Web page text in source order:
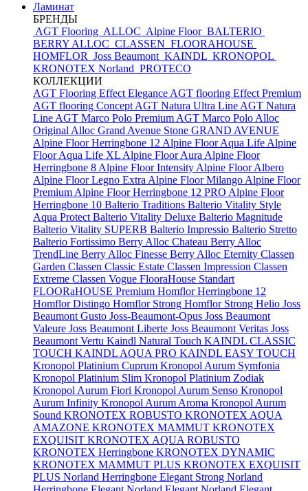
Ламинат
БРЕНДЫ
AGT Flooring ALLOC Alpine Floor BALTERIO
BERRY ALLOC CLASSEN FLOORAHOUSE
HOMFLOR Joss Beaumont KAINDL KRONOPOL
KRONOTEX Norland PROTECO
КОЛЛЕКЦИИ
AGT Flooring Effect Elegance AGT flooring Effect Premium
AGT flooring Concept AGT Natura Ultra Line AGT Natura
Line AGT Marco Polo Premium AGT Marco Polo Alloc
Original Alloc Grand Avenue Stone GRAND AVENUE
Alpine Floor Herringbone 12 Alpine Floor Aqua Life Alpine
Floor Aqua Life XL Alpine Floor Aura Alpine Floor
Herringbone 8 Alpine Floor Intensity Alpine Floor Albero
Alpine Floor Legno Extra Alpine Floor Milango Alpine Floor
Premium Alpine Floor Herringbone 12 PRO Alpine Floor
Herringbone 10 Balterio Traditions Balterio Vitality Style
Aqua Protect Balterio Vitality Deluxe Balterio Magnitude
Balterio Vitality SUPERB Balterio Impressio Balterio Stretto
Balterio Fortissimo Berry Alloc Chateau Berry Alloc
TrendLine Berry Alloc Finesse Berry Alloc Eternity Classen
Garden Classen Classic Estate Classen Impression Classen
Extreme Classen Vogue FlooraHouse Standart
FLOORaHOUSE Premium Homflor Herringbone 12
Homflor Distingo Homflor Strong Homflor Strong Helio Joss
Beaumont Gusto Joss-Beaumont-Opus Joss Beaumont
Valeure Joss Beaumont Liberte Joss Beaumont Veritas Joss
Beaumont Vertu Kaindl Natural Touch KAINDL CLASSIC
TOUCH KAINDL AQUA PRO KAINDL EASY TOUCH
Kronopol Platinium Cuprum Kronopol Aurum Symfonia
Kronopol Platinium Slim Kronopol Platinium Zodiak
Kronopol Aurum Fiori Kronopol Aurum Senso Kronopol
Aurum Infinity Kronopol Aurum Aroma Kronopol Aurum
Sound KRONOTEX ROBUSTO KRONOTEX AQUA
AMAZONE KRONOTEX MAMMUT KRONOTEX
EXQUISIT KRONOTEX AQUA ROBUSTO
KRONOTEX Herringbone KRONOTEX DYNAMIC
KRONOTEX MAMMUT PLUS KRONOTEX EXQUISIT
PLUS Norland Herringbone Elegant Strong Norland